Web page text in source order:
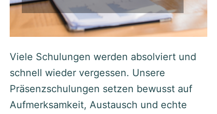
Viele Schulungen werden absolviert und
schnell wieder vergessen. Unsere
Präsenzschulungen setzen bewusst auf
Aufmerksamkeit, Austausch und echte